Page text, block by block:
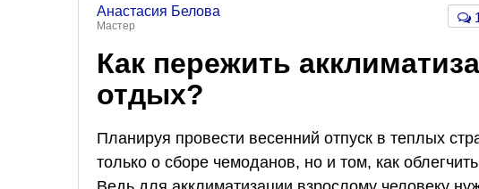
Анастасия Белова
Мастер
Как пережить
отдых?
Планируя провести весенний отпуск в теплых
только о сборе чемоданов, но и том, как